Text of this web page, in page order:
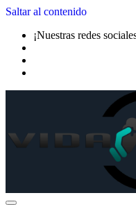
Saltar al contenido
¡Nuestras redes